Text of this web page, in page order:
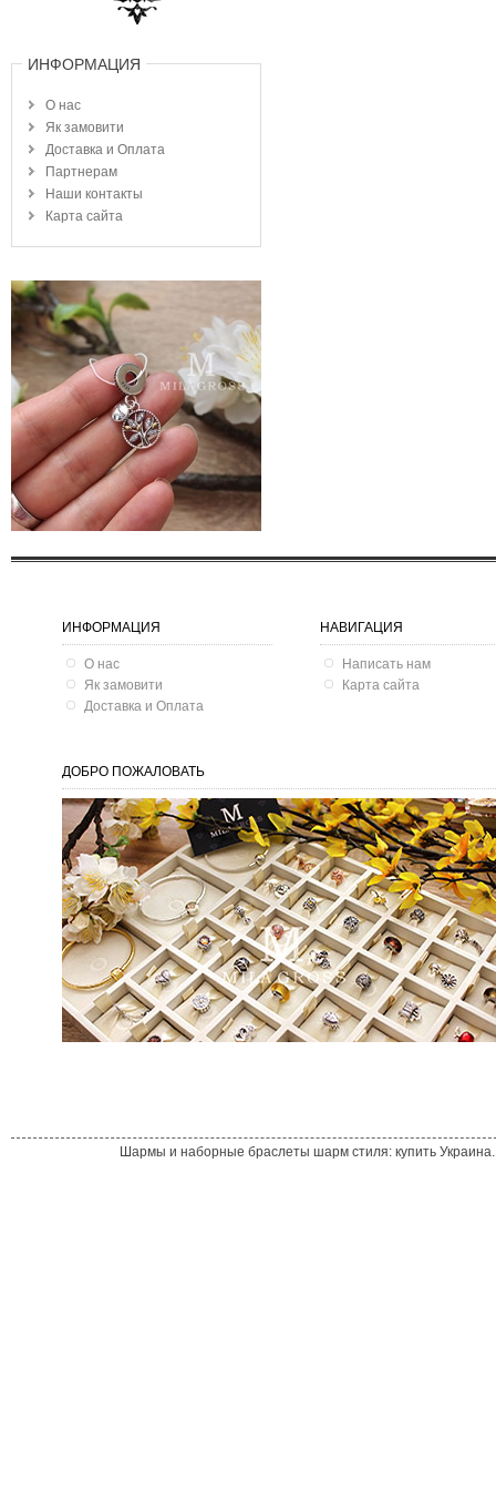
ИНФОРМАЦИЯ
О нас
Як замовити
Доставка и Оплата
Партнерам
Наши контакты
Карта сайта
ИНФОРМАЦИЯ
О нас
Як замовити
Доставка и Оплата
НАВИГАЦИЯ
Написать нам
Карта сайта
ДОБРО ПОЖАЛОВАТЬ
Шармы и наборные браслеты шарм стиля: купить